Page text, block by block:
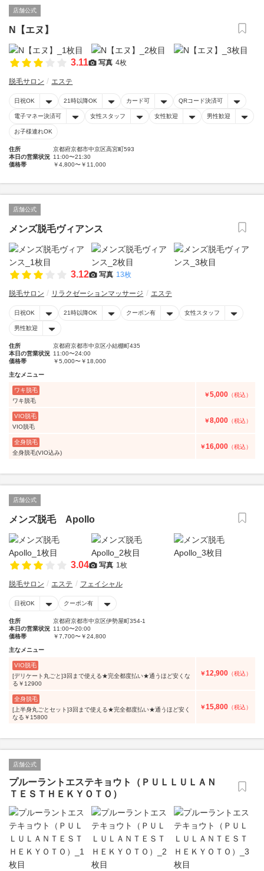
店舗公式
N【エヌ】
3.11 写真 4枚
脱毛サロン エステ
日祝OK 21時以降OK カード可 QRコード決済可
電子マネー決済可 女性スタッフ 女性歓迎 男性歓迎
お子様連れOK
住所
京都府京都市中京区高宮町593
本日の営業状況 11:00〜21:30
価格帯
￥4,800〜￥11,000
店舗公式
メンズ脱毛ヴィアンス
3.12 写真 13枚
脱毛サロン リラクゼーションマッサージ エステ
日祝OK 21時以降OK クーポン有 女性スタッフ
男性歓迎
住所
京都府京都市中京区小結棚町435
本日の営業状況 11:00〜24:00
価格帯
￥5,000〜￥18,000
主なメニュー
ワキ脱毛
ワキ脱毛
￥5,000 （税込）
VIO脱毛
VIO脱毛
￥8,000 （税込）
全身脱毛
全身脱毛(VIO込み)
￥16,000 （税込）
店舗公式
メンズ脱毛 Apollo
3.04 写真 1枚
脱毛サロン エステ フェイシャル
日祝OK クーポン有
住所
京都府京都市中京区伊勢屋町354‐1
本日の営業状況 11:00〜20:00
価格帯
￥7,700〜￥24,800
主なメニュー
VIO脱毛
[デリケート丸ごと]3回まで使える★完全都度払い★通うほど安くな
る￥12900
￥12,900 （税込）
全身脱毛
[上半身丸ごとセット]3回まで使える★完全都度払い★通うほど安く
なる￥15800
￥15,800 （税込）
店舗公式
プルーラントエステキョウト（ＰＵＬＬＵＬＡＮ
ＴＥＳＴＨＥＫＹＯＴＯ）